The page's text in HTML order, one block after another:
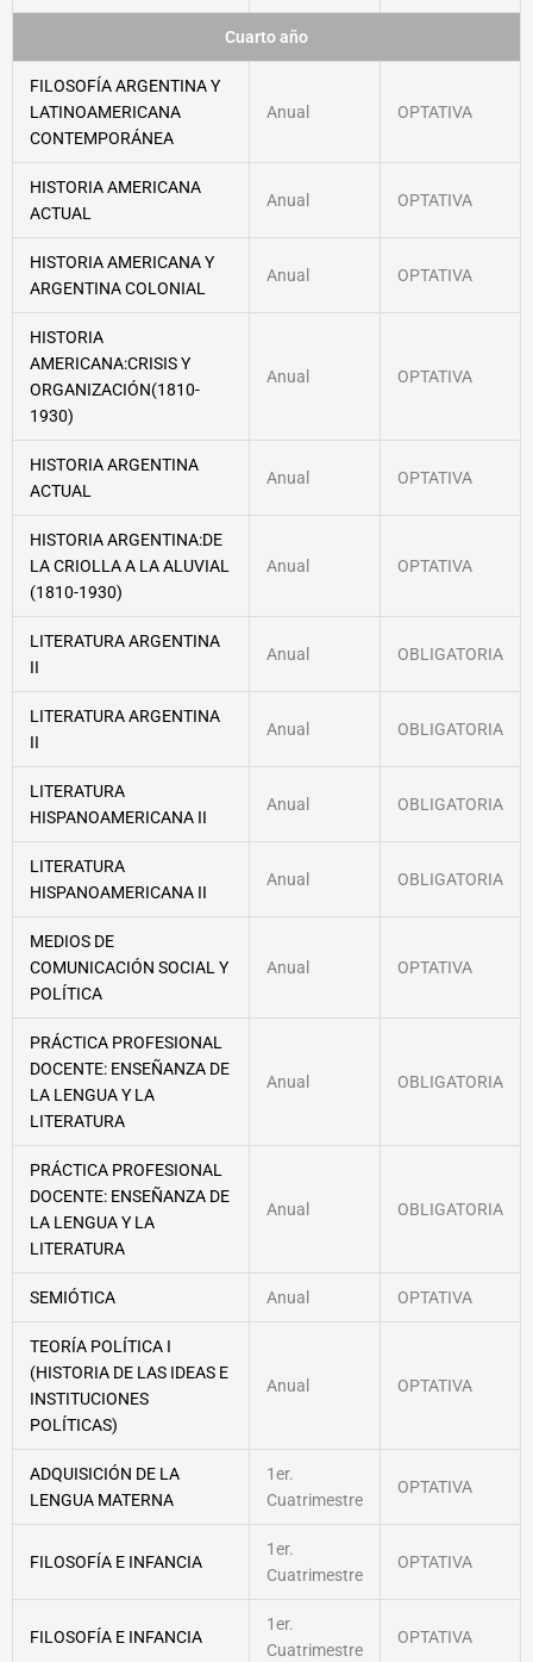
Cuarto año
FILOSOFÍA ARGENTINA Y
LATINOAMERICANA
CONTEMPORÁNEA
Anual OPTATIVA
HISTORIA AMERICANA
ACTUAL
Anual OPTATIVA
HISTORIA AMERICANA Y
ARGENTINA COLONIAL
Anual OPTATIVA
HISTORIA
AMERICANA:CRISIS Y
ORGANIZACIÓN(1810-
1930)
Anual OPTATIVA
HISTORIA ARGENTINA
ACTUAL
Anual OPTATIVA
HISTORIA ARGENTINA:DE
LA CRIOLLA A LA ALUVIAL
(1810-1930)
Anual OPTATIVA
LITERATURA ARGENTINA
II
Anual OBLIGATORIA
LITERATURA ARGENTINA
II
Anual OBLIGATORIA
LITERATURA
HISPANOAMERICANA II
Anual OBLIGATORIA
LITERATURA
HISPANOAMERICANA II
Anual OBLIGATORIA
MEDIOS DE
COMUNICACIÓN SOCIAL Y
POLÍTICA
Anual OPTATIVA
PRÁCTICA PROFESIONAL
DOCENTE: ENSEÑANZA DE
LA LENGUA Y LA
LITERATURA
Anual OBLIGATORIA
PRÁCTICA PROFESIONAL
DOCENTE: ENSEÑANZA DE
LA LENGUA Y LA
LITERATURA
Anual OBLIGATORIA
SEMIÓTICA Anual OPTATIVA
TEORÍA POLÍTICA I
(HISTORIA DE LAS IDEAS E
INSTITUCIONES
POLÍTICAS)
Anual OPTATIVA
ADQUISICIÓN DE LA
LENGUA MATERNA
1er.
Cuatrimestre
OPTATIVA
FILOSOFÍA E INFANCIA
1er.
Cuatrimestre
OPTATIVA
FILOSOFÍA E INFANCIA
1er.
Cuatrimestre
OPTATIVA